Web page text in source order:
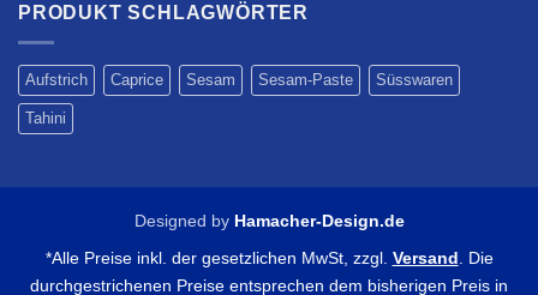
PRODUKT SCHLAGWÖRTER
Aufstrich Caprice Sesam Sesam-Paste Süsswaren
Tahini
Designed by Hamacher-Design.de
*Alle Preise inkl. der gesetzlichen MwSt, zzgl. Versand . Die
durchgestrichenen Preise entsprechen dem bisherigen Preis in